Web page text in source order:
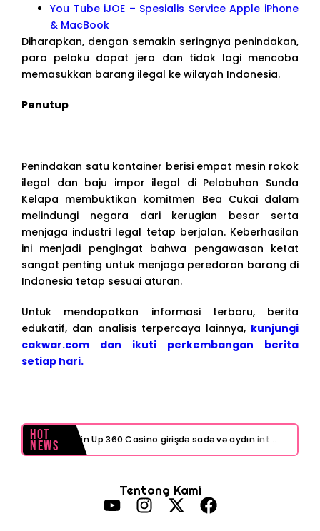
You Tube iJOE – Spesialis Service Apple iPhone
& MacBook
Diharapkan, dengan semakin seringnya penindakan,
para pelaku dapat jera dan tidak lagi mencoba
memasukkan barang ilegal ke wilayah Indonesia.
Penutup
Penindakan satu kontainer berisi empat mesin rokok
ilegal dan baju impor ilegal di Pelabuhan Sunda
Kelapa membuktikan komitmen Bea Cukai dalam
melindungi negara dari kerugian besar serta
menjaga industri legal tetap berjalan. Keberhasilan
ini menjadi pengingat bahwa pengawasan ketat
sangat penting untuk menjaga peredaran barang di
Indonesia tetap sesuai aturan.
Untuk mendapatkan informasi terbaru, berita
edukatif, dan analisis terpercaya lainnya, kunjungi
cakwar.com dan ikuti perkembangan berita
setiap hari.
Hot
News Pin Up 360 Casino girişdə sadə və aydın interfeys necə işinizi asanlaşdırır
Tentang Kami